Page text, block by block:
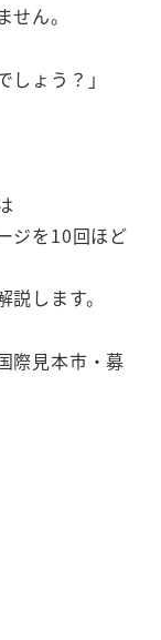
ん。
しょう？」
ジを10回ほど
します。
際見本市・募